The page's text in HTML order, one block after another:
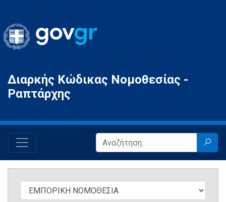
Gov.gr
Διαρκής Κώδικας Νομοθεσίας -
Ραπτάρχης